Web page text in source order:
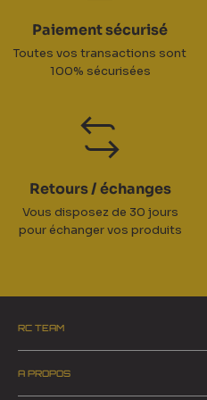
Paiement sécurisé
Toutes vos transactions sont
100% sécurisées
Retours / échanges
Vous disposez de 30 jours
pour échanger vos produits
RC TEAM
ZA du Pinay 2 - 42700 Firminy
A PROPOS